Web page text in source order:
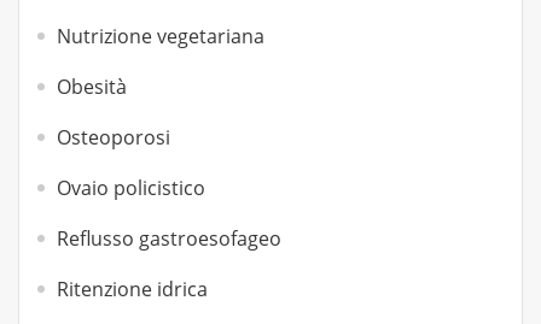
Nutrizione vegetariana
Obesità
Osteoporosi
Ovaio policistico
Reflusso gastroesofageo
Ritenzione idrica